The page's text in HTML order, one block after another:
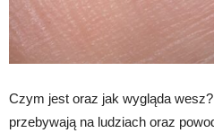
Czym jest oraz jak wygląda
przebywają na ludziach oraz